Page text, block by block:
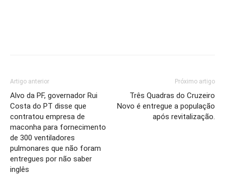
Artigo anterior
Alvo da PF, governador Rui
Costa do PT disse que
contratou empresa de
maconha para fornecimento
de 300 ventiladores
pulmonares que não foram
entregues por não saber
inglês
Próximo artigo
Três Quadras do Cruzeiro
Novo é entregue a população
após revitalização.